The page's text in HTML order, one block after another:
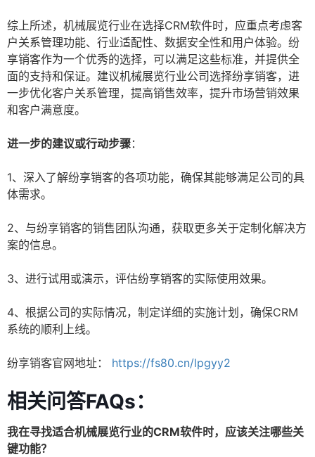
综上所述，机械展览行业在选择CRM软件时，应重点考虑客
户关系管理功能、行业适配性、数据安全性和用户体验。纷
享销客作为一个优秀的选择，可以满足这些标准，并提供全
面的支持和保证。建议机械展览行业公司选择纷享销客，进
一步优化客户关系管理，提高销售效率，提升市场营销效果
和客户满意度。
进一步的建议或行动步骤：
1、深入了解纷享销客的各项功能，确保其能够满足公司的具
体需求。
2、与纷享销客的销售团队沟通，获取更多关于定制化解决方
案的信息。
3、进行试用或演示，评估纷享销客的实际使用效果。
4、根据公司的实际情况，制定详细的实施计划，确保CRM
系统的顺利上线。
纷享销客官网地址： https://fs80.cn/lpgyy2
相关问答FAQs：
我在寻找适合机械展览行业的CRM软件时，应该关注哪些关
键功能？